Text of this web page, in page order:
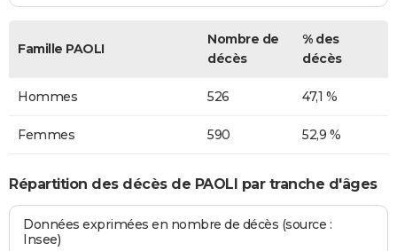
Famille PAOLI
Nombre de
décès
% des
décès
Hommes 526 47,1 %
Femmes 590 52,9 %
Répartition des décès de PAOLI par tranche d'âges
Données exprimées en nombre de décès (source :
Insee)